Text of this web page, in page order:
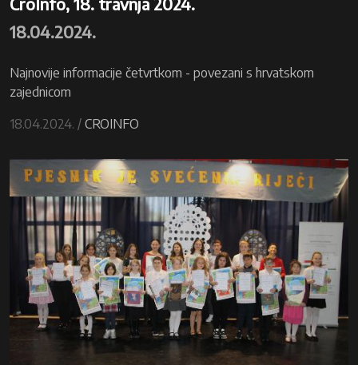
18.04.2024.
Najnovije informacije četvrtkom - povezani s hrvatskom
zajednicom
18.04.2024. / CROINFO